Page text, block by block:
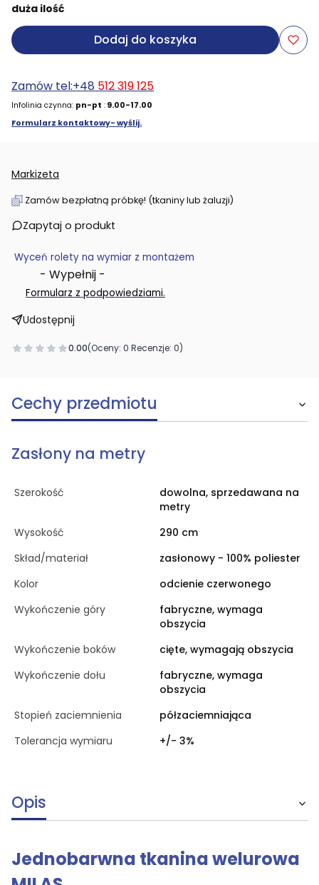
duża ilość
Dodaj do koszyka
Zamów tel:+48 512 319 125
Infolinia czynna: pn-pt : 9.00-17.00
Formularz kontaktowy- wyślij.
Markizeta
Zamów bezpłatną próbkę! (tkaniny lub żaluzji)
Zapytaj o produkt
Wyceń rolety na wymiar z montażem
- Wypełnij -
Formularz z podpowiedziami.
Udostępnij
0.00(Oceny: 0 Recenzje: 0)
Cechy przedmiotu
Zasłony na metry
Szerokość
dowolna, sprzedawana na
metry
Wysokość
290 cm
Skład/materiał
zasłonowy - 100% poliester
Kolor
odcienie czerwonego
Wykończenie góry
fabryczne, wymaga
obszycia
Wykończenie boków
cięte, wymagają obszycia
Wykończenie dołu
fabryczne, wymaga
obszycia
Stopień zaciemnienia
półzaciemniająca
Tolerancja wymiaru
+/- 3%
Opis
Jednobarwna tkanina welurowa